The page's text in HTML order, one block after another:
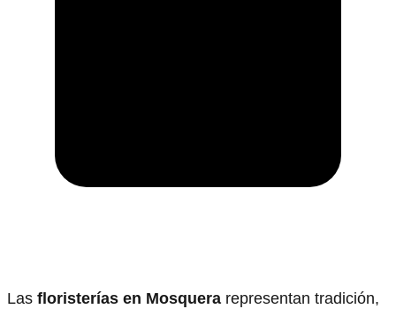
Las floristerías en Mosquera representan tradición,